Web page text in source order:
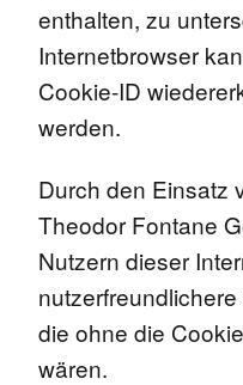
enthalten, zu
Internetbrowser
Cookie-ID
werden.
Durch den Einsatz
Theodor Fontane
Nutzern dieser
die ohne die
wären.